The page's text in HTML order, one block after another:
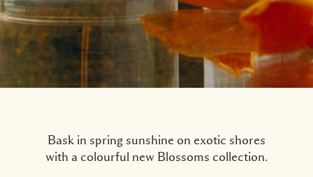
Bask in spring sunshine on exotic shores
with a colourful new Blossoms collection.